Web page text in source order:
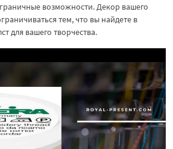
возможности. Декор вашего
тем, что вы найдете в
для вашего творчества.